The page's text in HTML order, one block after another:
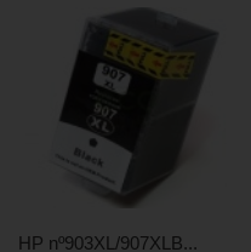
HP nº903XL/907XLB...